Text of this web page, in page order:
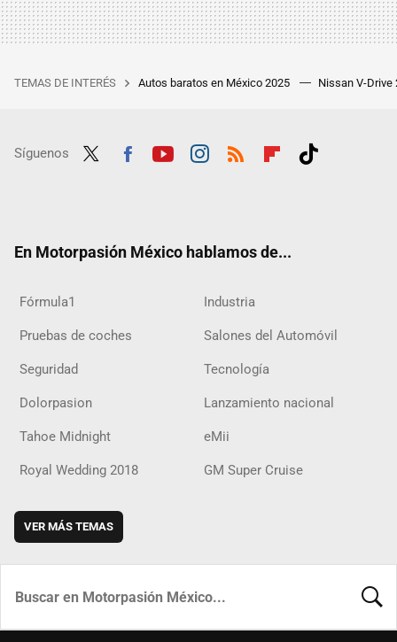
TEMAS DE INTERÉS Autos baratos en México 2025 Nissan V-Drive
Síguenos
En Motorpasión México hablamos de...
Fórmula1 Industria
Pruebas de coches Salones del Automóvil
Seguridad Tecnología
Dolorpasion Lanzamiento nacional
Tahoe Midnight eMii
Royal Wedding 2018 GM Super Cruise
VER MÁS TEMAS